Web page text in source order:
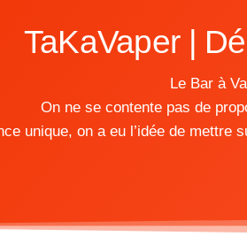
TaKaVaper |
Le Bar à
On ne se contente pas de
unique, on a eu l’idée de